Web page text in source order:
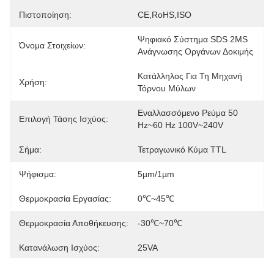
Πιστοποίηση: CE,RoHS,ISO
Όνομα Στοιχείων:
Ψηφιακό Σύστημα SDS 2MS
Ανάγνωσης Οργάνων Δοκιμής
Χρήση:
Κατάλληλος Για Τη Μηχανή
Τόρνου Μύλων
Επιλογή Τάσης Ισχύος:
Εναλλασσόμενο Ρεύμα 50
Hz~60 Hz 100V~240V
Σήμα: Τετραγωνικό Κύμα TTL
Ψήφισμα: 5µm/1µm
Θερμοκρασία Εργασίας: 0℃~45℃
Θερμοκρασία Αποθήκευσης: -30℃~70℃
Κατανάλωση Ισχύος: 25VA